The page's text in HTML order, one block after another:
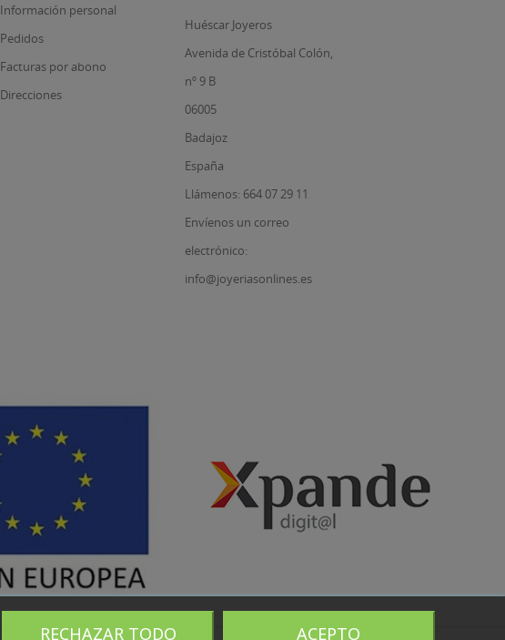
Información personal
Pedidos
Facturas por abono
Direcciones
Huéscar Joyeros
Avenida de Cristóbal Colón,
nº 9 B
06005
Badajoz
España
Llámenos: 664 07 29 11
Envíenos un correo
electrónico:
info@joyeriasonlines.es
RECHAZAR TODO ACEPTO